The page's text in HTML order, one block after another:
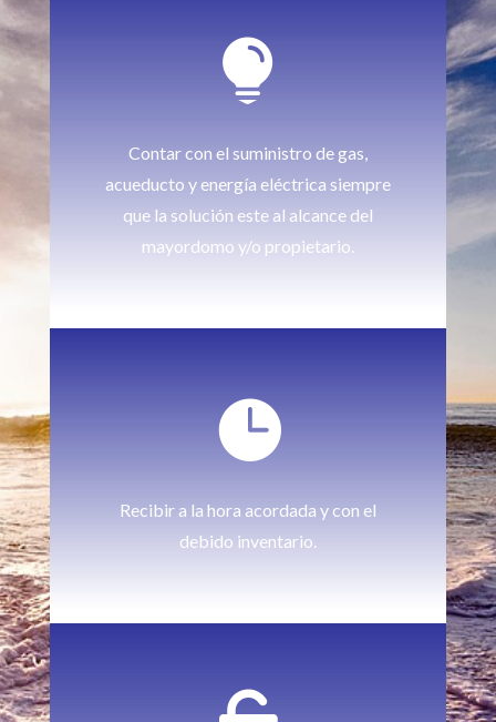

Contar con el suministro de gas,
acueducto y energía eléctrica siempre
que la solución este al alcance del
mayordomo y/o propietario.

Recibir a la hora acordada y con el
debido inventario.